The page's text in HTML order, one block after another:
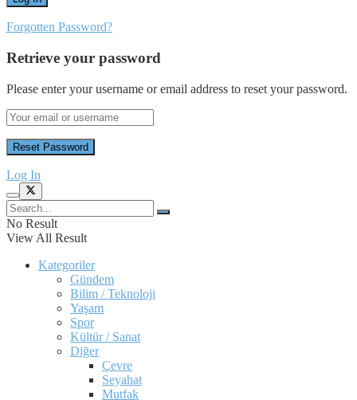
Forgotten Password?
Retrieve your password
Please enter your username or email address to reset your password.
Log In
No Result
View All Result
Kategoriler
Gündem
Bilim / Teknoloji
Yaşam
Spor
Kültür / Sanat
Diğer
Çevre
Seyahat
Mutfak